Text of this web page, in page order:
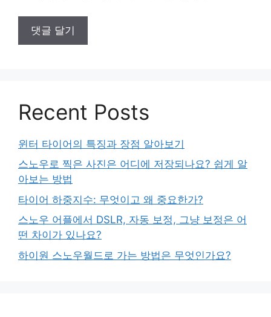
Recent Posts
윈터 타이어의 특징과 장점 알아보기
스노우로 찍은 사진은 어디에 저장되나요? 쉽게 알
아보는 방법
타이어 하중지수: 무엇이고 왜 중요한가?
스노우 어플에서 DSLR, 자동 보정, 그냥 보정은 어
떤 차이가 있나요?
하이원 스노우월드로 가는 방법은 무엇인가요?